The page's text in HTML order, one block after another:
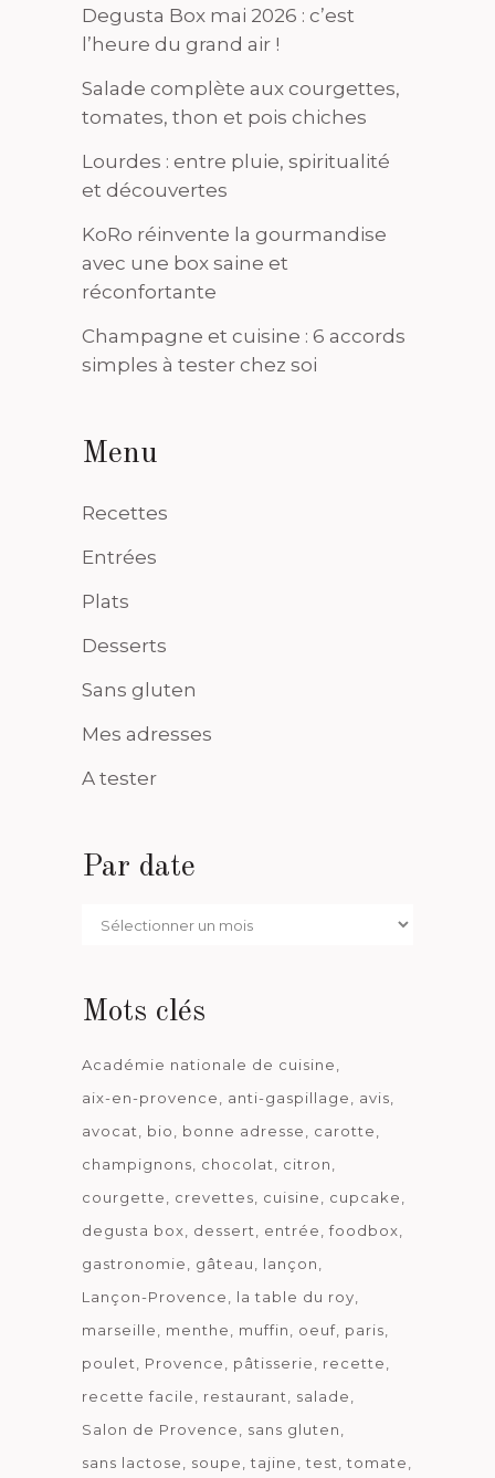
Degusta Box mai 2026 : c’est
l’heure du grand air !
Salade complète aux courgettes,
tomates, thon et pois chiches
Lourdes : entre pluie, spiritualité
et découvertes
KoRo réinvente la gourmandise
avec une box saine et
réconfortante
Champagne et cuisine : 6 accords
simples à tester chez soi
Menu
Recettes
Entrées
Plats
Desserts
Sans gluten
Mes adresses
A tester
Par date
Par
Mots clés
Académie nationale de cuisine
aix-en-provence
anti-gaspillage
avis
avocat
bio bonne adresse
carotte
champignons
chocolat
citron
courgette
crevettes cuisine
cupcake
degusta box
dessert entrée
foodbox
gastronomie
gâteau
lançon
Lançon-Provence
la table du roy
marseille
menthe muffin oeuf paris
poulet
Provence pâtisserie
recette
recette facile
restaurant
salade
Salon de Provence
sans gluten
sans lactose
soupe tajine test tomate